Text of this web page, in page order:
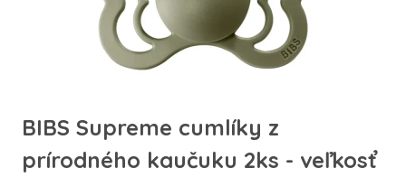
BIBS Supreme cumlíky z
prírodného kaučuku 2ks - veľkosť